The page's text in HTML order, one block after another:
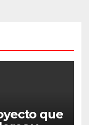
que